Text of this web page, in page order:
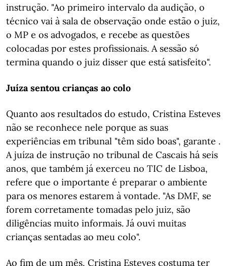
instrução. "Ao primeiro intervalo da audição, o
técnico vai à sala de observação onde estão o juiz,
o MP e os advogados, e recebe as questões
colocadas por estes profissionais. A sessão só
termina quando o juiz disser que está satisfeito".
Juíza sentou crianças ao colo
Quanto aos resultados do estudo, Cristina Esteves
não se reconhece nele porque as suas
experiências em tribunal "têm sido boas", garante .
A juíza de instrução no tribunal de Cascais há seis
anos, que também já exerceu no TIC de Lisboa,
refere que o importante é preparar o ambiente
para os menores estarem à vontade. "As DMF, se
forem corretamente tomadas pelo juiz, são
diligências muito informais. Já ouvi muitas
crianças sentadas ao meu colo".
Ao fim de um mês, Cristina Esteves costuma ter